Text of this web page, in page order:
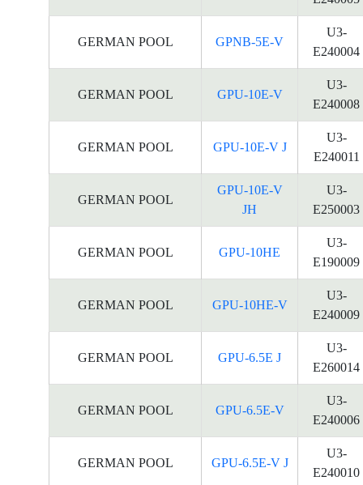
GERMAN POOL GPNB-5E-V
U3-
E240004
GERMAN POOL GPU-10E-V
U3-
E240008
GERMAN POOL GPU-10E-V J
U3-
E240011
GERMAN POOL
GPU-10E-V
JH
U3-
E250003
GERMAN POOL GPU-10HE
U3-
E190009
GERMAN POOL GPU-10HE-V
U3-
E240009
GERMAN POOL GPU-6.5E J
U3-
E260014
GERMAN POOL GPU-6.5E-V
U3-
E240006
GERMAN POOL GPU-6.5E-V J
U3-
E240010